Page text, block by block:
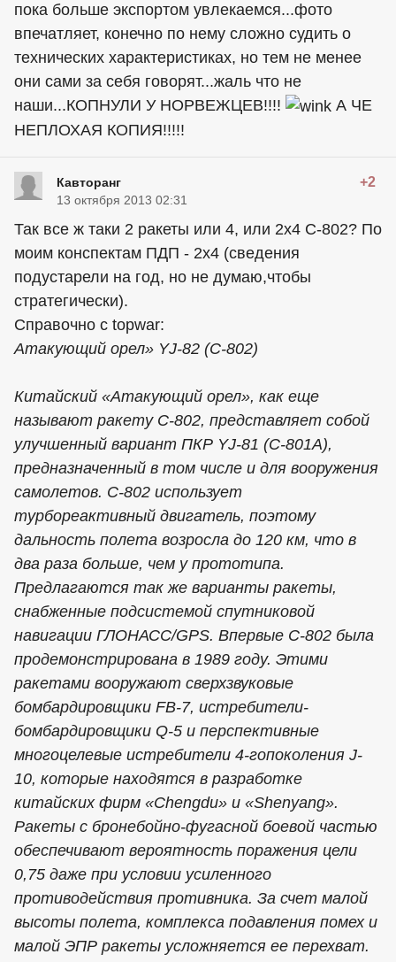
пока больше экспортом увлекаемся...фото
впечатляет, конечно по нему сложно судить о
технических характеристиках, но тем не менее
они сами за себя говорят...жаль что не
наши...КОПНУЛИ У НОРВЕЖЦЕВ!!!!
А ЧЕ
НЕПЛОХАЯ КОПИЯ!!!!!
Кавторанг +2
13 октября 2013 02:31
Так все ж таки 2 ракеты или 4, или 2х4 C-802? По
моим конспектам ПДП - 2х4 (сведения
подустарели на год, но не думаю,чтобы
стратегически).
Справочно с topwar:
Атакующий орел» YJ-82 (C-802)
Китайский «Атакующий орел», как еще
называют ракету С-802, представляет собой
улучшенный вариант ПКР YJ-81 (C-801A),
предназначенный в том числе и для вооружения
самолетов. С-802 использует
турбореактивный двигатель, поэтому
дальность полета возросла до 120 км, что в
два раза больше, чем у прототипа.
Предлагаются так же варианты ракеты,
снабженные подсистемой спутниковой
навигации ГЛОНАСС/GPS. Впервые С-802 была
продемонстрирована в 1989 году. Этими
ракетами вооружают сверхзвуковые
бомбардировщики FB-7, истребители-
бомбардировщики Q-5 и перспективные
многоцелевые истребители 4-гопоколения J-
10, которые находятся в разработке
китайских фирм «Chengdu» и «Shenyang».
Ракеты с бронебойно-фугасной боевой частью
обеспечивают вероятность поражения цели
0,75 даже при условии усиленного
противодействия противника. За счет малой
высоты полета, комплекса подавления помех и
малой ЭПР ракеты усложняется ее перехват.